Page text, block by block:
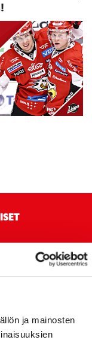
ja mainosten
HUOMENNA TI